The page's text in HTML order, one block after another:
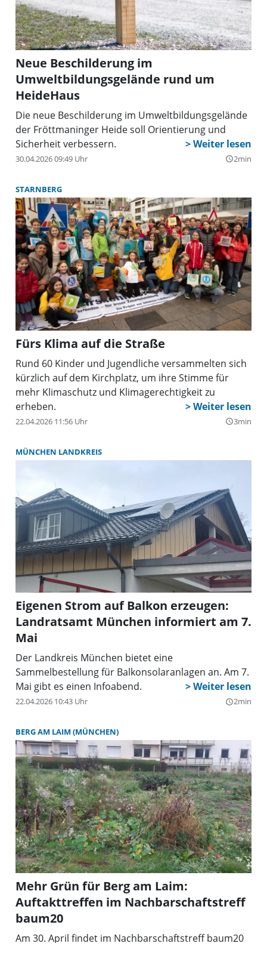
Neue Beschilderung im
Umweltbildungsgelände rund um
HeideHaus
Die neue Beschilderung im Umweltbildungsgelände
der Fröttmaninger Heide soll Orientierung und
Sicherheit verbessern.
30.04.2026 09:49 Uhr query_builder2min
STARNBERG
Fürs Klima auf die Straße
Rund 60 Kinder und Jugendliche versammelten sich
kürzlich auf dem Kirchplatz, um ihre Stimme für
mehr Klimaschutz und Klimagerechtigkeit zu
erheben.
22.04.2026 11:56 Uhr query_builder3min
MÜNCHEN LANDKREIS
Eigenen Strom auf Balkon erzeugen:
Landratsamt München informiert am 7.
Mai
Der Landkreis München bietet eine
Sammelbestellung für Balkonsolaranlagen an. Am 7.
Mai gibt es einen Infoabend.
22.04.2026 10:43 Uhr query_builder2min
BERG AM LAIM (MÜNCHEN)
Mehr Grün für Berg am Laim:
Auftakttreffen im Nachbarschaftstreff
baum20
Am 30. April findet im Nachbarschaftstreff baum20